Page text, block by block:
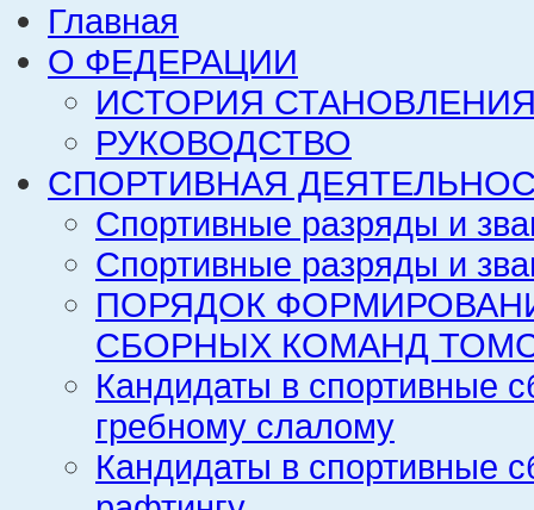
Главная
О ФЕДЕРАЦИИ
ИСТОРИЯ
РУКОВОДСТВО
СПОРТИВНАЯ
Спортивные разряды и
Спортивные разряды и
ПОРЯДОК
СБОРНЫХ КОМАНД
Кандидаты в спортивные
гребному слалому
Кандидаты в спортивные